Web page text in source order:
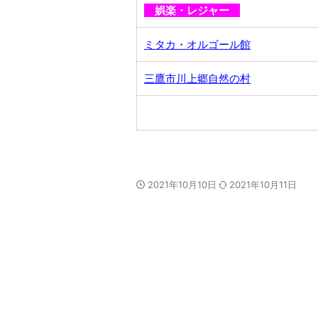
娯楽・レジャー
ミタカ・オルゴール館
三鷹市川上郷自然の村
2021年10月10日 2021年10月11日